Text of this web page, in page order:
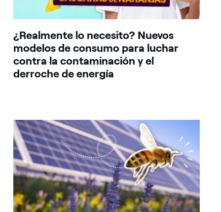
¿Realmente lo necesito? Nuevos
modelos de consumo para luchar
contra la contaminación y el
derroche de energía